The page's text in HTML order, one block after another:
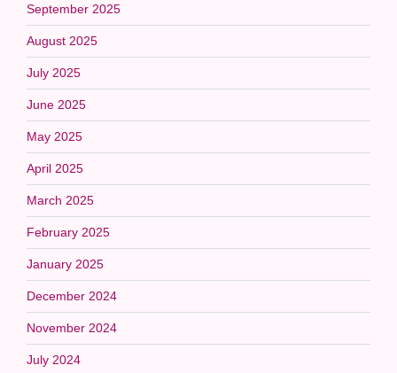
September 2025
August 2025
July 2025
June 2025
May 2025
April 2025
March 2025
February 2025
January 2025
December 2024
November 2024
July 2024